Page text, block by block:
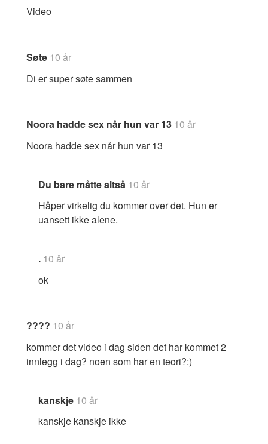
Video
Søte 10 år
Di er super søte sammen
Noora hadde sex når hun var 13 10 år
Noora hadde sex når hun var 13
Du bare måtte altså 10 år
Håper virkelig du kommer over det. Hun er
uansett ikke alene.
. 10 år
ok
???? 10 år
kommer det video i dag siden det har kommet 2
innlegg i dag? noen som har en teori?:)
kanskje 10 år
kanskje kanskje ikke